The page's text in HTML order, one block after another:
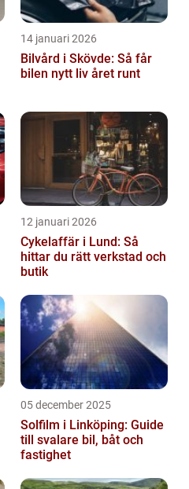
14 januari 2026
Bilvård i Skövde: Så får
bilen nytt liv året runt
12 januari 2026
Cykelaffär i Lund: Så
hittar du rätt verkstad och
butik
05 december 2025
Solfilm i Linköping: Guide
till svalare bil, båt och
fastighet